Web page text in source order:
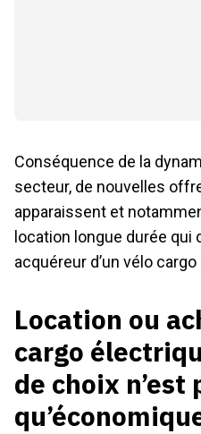
Conséquence de la
secteur, de nouvelles
apparaissent et
location longue durée
acquéreur d’un vélo
Location ou
cargo
de choix n’est